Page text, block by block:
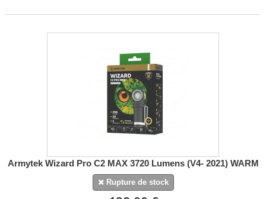
Armytek Wizard Pro C2 MAX 3720 Lumens (V4- 2021) WARM
Rupture de stock